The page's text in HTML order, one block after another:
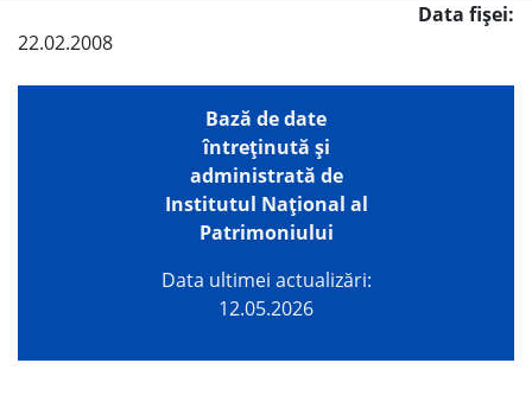
Data fișei:
22.02.2008
Bază de date
întreţinută şi
administrată de
Institutul Național al
Patrimoniului
Data ultimei actualizări:
12.05.2026